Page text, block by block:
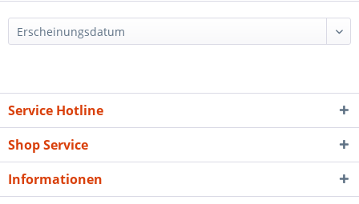
Service Hotline
Shop Service
Informationen